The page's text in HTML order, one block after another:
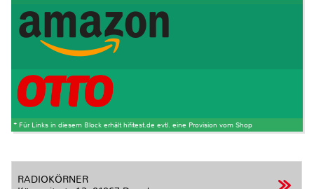
* Für Links in diesem Block erhält hifitest.de evtl. eine Provision vom Shop
RADIOKÖRNER